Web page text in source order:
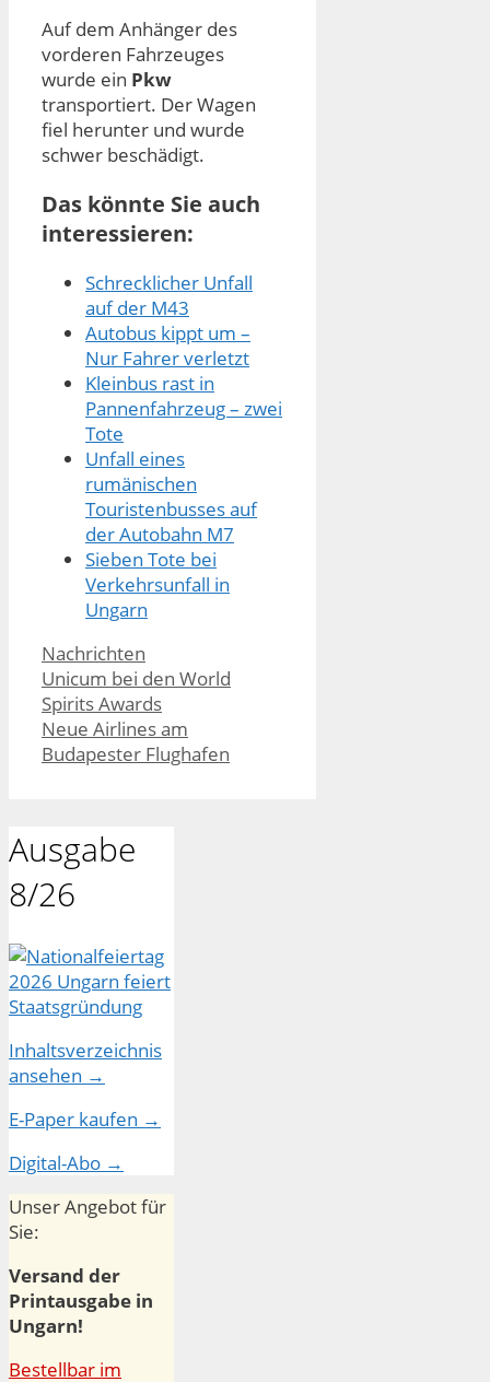
Auf dem Anhänger des
vorderen Fahrzeuges
wurde ein Pkw
transportiert. Der Wagen
fiel herunter und wurde
schwer beschädigt.
Das könnte Sie auch
interessieren:
Schrecklicher Unfall
auf der M43
Autobus kippt um –
Nur Fahrer verletzt
Kleinbus rast in
Pannenfahrzeug – zwei
Tote
Unfall eines
rumänischen
Touristenbusses auf
der Autobahn M7
Sieben Tote bei
Verkehrsunfall in
Ungarn
Kategorien
Nachrichten
Unicum bei den World
Spirits Awards
Neue Airlines am
Budapester Flughafen
Ausgabe
8/26
Inhaltsverzeichnis
ansehen →
E-Paper kaufen →
Digital-Abo →
Unser Angebot für
Sie:
Versand der
Printausgabe in
Ungarn!
Bestellbar im